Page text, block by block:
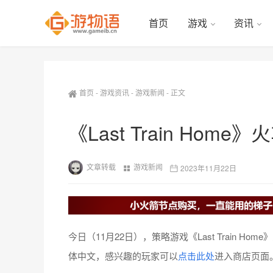
首页 游戏 资讯
首页 -游戏资讯-游戏新闻 - 正文
《Last Train Home》
文章转载 游戏新闻 2023年11月22日
今日（11月22日），策略游戏《Last Train Home
体中文，感兴趣的玩家可以点击此处进入商店页面